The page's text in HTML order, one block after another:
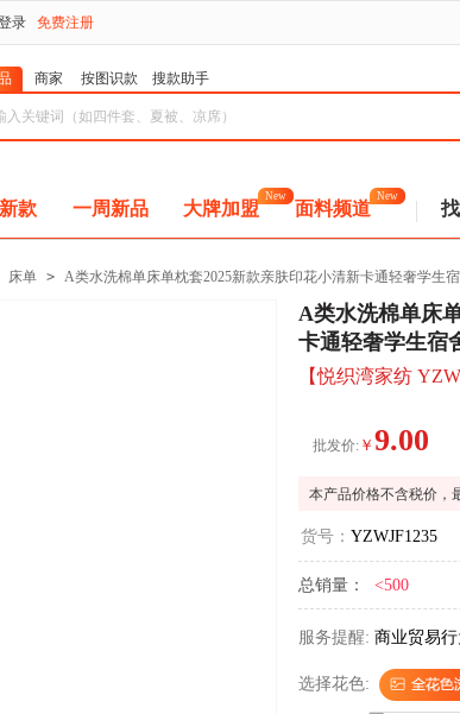
录 免费注册
商家 按图识款 搜款助手
款 一周新品 大牌加盟
New
面料频道
New
床单 > A类水洗棉单床单枕套2025新款亲肤印花小清新卡通轻奢学生
A类水洗棉单床
卡通轻奢学生宿
【悦织湾家纺
批发价: ￥ 9.00
本产品价格不含税价，
货号： YZWJF1235
总销量： <500
服务提醒: 商业贸易
选择花色: